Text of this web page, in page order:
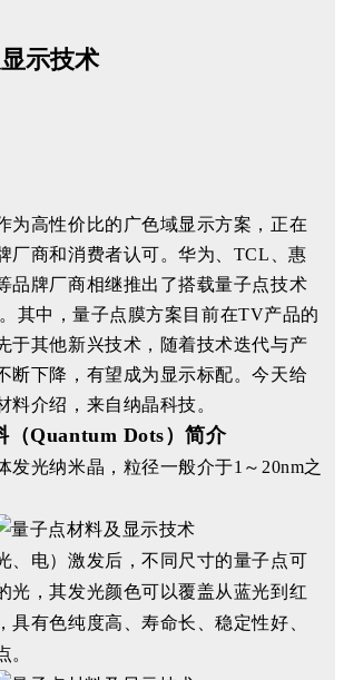
示技术
为高性价比的广色域显示方案，正在
厂商和消费者认可。华为、TCL、惠
品牌厂商相继推出了搭载量子点技术
其中，量子点膜方案目前在TV产品的
于其他新兴技术，随着技术迭代与产
断下降，有望成为显示标配。今天给
料介绍，来自纳晶科技。
（Quantum Dots）简介
发光纳米晶，粒径一般介于1～20nm之
、电）激发后，不同尺寸的量子点可
光，其发光颜色可以覆盖从蓝光到红
具有色纯度高、寿命长、稳定性好、
。